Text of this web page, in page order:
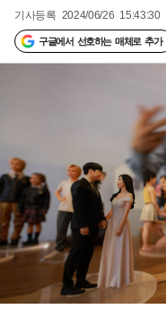
기사등록 2024/06/26 15:43:30
구글에서 선호하는 매체로 추가